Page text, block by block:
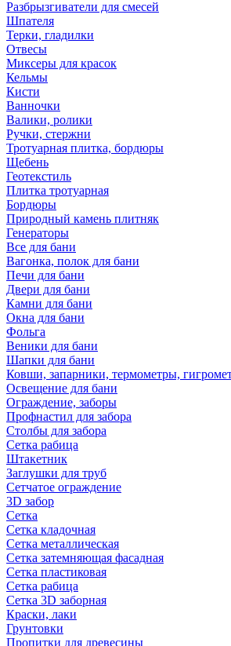
Разбрызгиватели для смесей
Шпателя
Терки, гладилки
Отвесы
Миксеры для красок
Кельмы
Кисти
Ванночки
Валики, ролики
Ручки, стержни
Тротуарная плитка, бордюры
Щебень
Геотекстиль
Плитка тротуарная
Бордюры
Природный камень плитняк
Генераторы
Все для бани
Вагонка, полок для бани
Печи для бани
Двери для бани
Камни для бани
Окна для бани
Фольга
Веники для бани
Шапки для бани
Ковши, запарники, термометры,
Освещение для бани
Ограждение, заборы
Профнастил для забора
Столбы для забора
Сетка рабица
Штакетник
Заглушки для труб
Сетчатое ограждение
3D забор
Сетка
Сетка кладочная
Сетка металлическая
Сетка затемняющая фасадная
Сетка пластиковая
Сетка рабица
Сетка 3D заборная
Краски, лаки
Грунтовки
Пропитки для древесины